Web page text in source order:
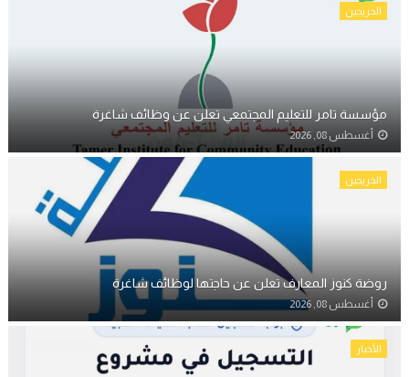
الخريجين
مؤسسة تامر للتعليم المجتمعي تعلن عن وظائف شاغرة
أغسطس 08, 2026
الخريجين
روضة كنوز المعارف تعلن عن حاجتها لوظائف شاغرة
أغسطس 08, 2026
الأخبار